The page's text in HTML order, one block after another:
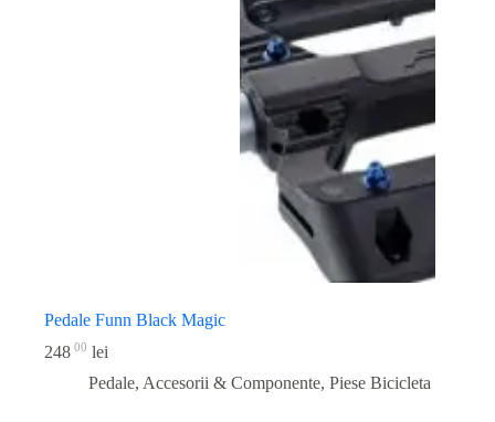
Pedale Funn Black Magic
248 00 lei
Pedale, Accesorii & Componente, Piese Bicicleta